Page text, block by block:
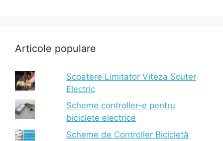
Articole populare
Scoatere Limitator Viteza Scuter
Electric
Scheme controller-e pentru
biciclete electrice
Scheme de Controller Bicicletă